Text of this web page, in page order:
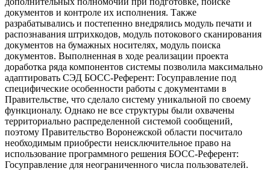
документов и контроле их исполнения. Также
разрабатывались и постепенно внедрялись модуль печати и
распознавания штрихкодов, модуль потокового сканирования
документов на бумажных носителях, модуль поиска
документов. Выполненная в ходе реализации проекта
доработка ряда компонентов системы позволила максимально
адаптировать СЭД БОСС-Референт: Госуправление под
специфические особенности работы с документами в
Правительстве, что сделало систему уникальной по своему
функционалу. Однако не все структуры были охвачены
территориально распределенной системой сообщений,
поэтому Правительство Воронежской области посчитало
необходимым приобрести неисключительное право на
использование программного решения БОСС-Референт:
Госуправление для неограниченного числа пользователей.